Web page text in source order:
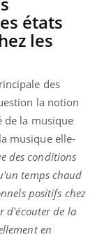
états
les
des
la notion
de la musique
musique elle-
des conditions
temps chaud
positifs chez
d'écouter de la
en